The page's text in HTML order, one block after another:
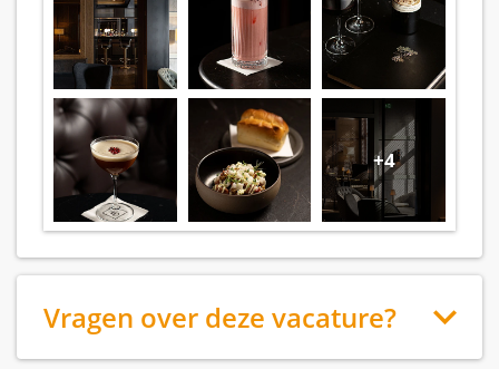
+4
Vragen over deze vacature?